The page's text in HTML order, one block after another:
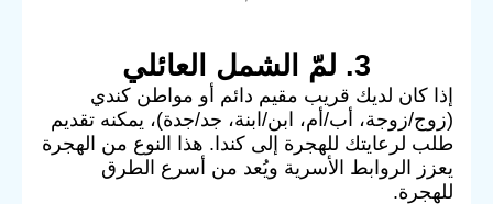
3. لمّ الشمل العائلي
إذا كان لديك قريب مقيم دائم أو مواطن كندي
(زوج/زوجة، أب/أم، ابن/ابنة، جد/جدة)، يمكنه تقديم
طلب لرعايتك للهجرة إلى كندا. هذا النوع من الهجرة
يعزز الروابط الأسرية ويُعد من أسرع الطرق
للهجرة.